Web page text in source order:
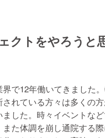
クトをやろうと
界で12年働いてきました
されている方々は多くの
ました。時々イベントな
また体調を崩し通院する